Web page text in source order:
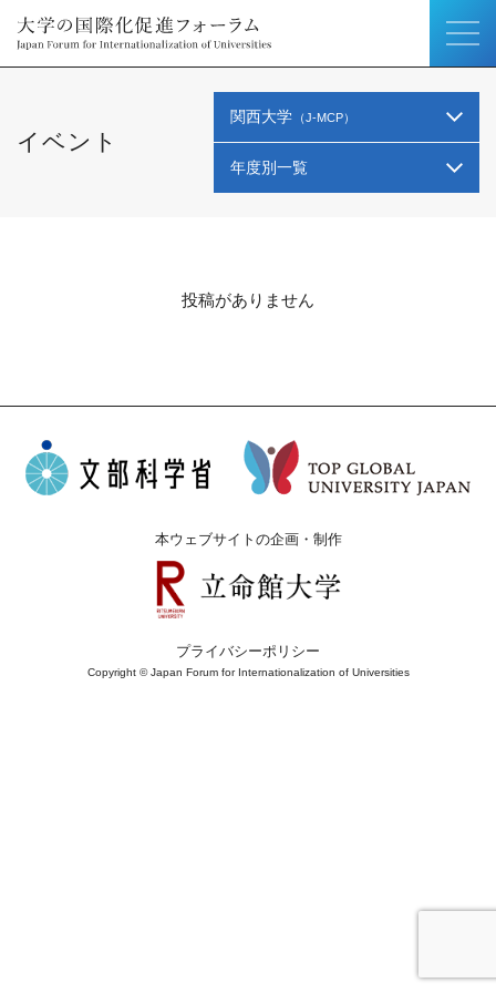
イベント
関西大学 （J-MCP）
年度別一覧
投稿がありません
本ウェブサイトの企画・制作
プライバシーポリシー
Copyright © Japan Forum for Internationalization of Universities